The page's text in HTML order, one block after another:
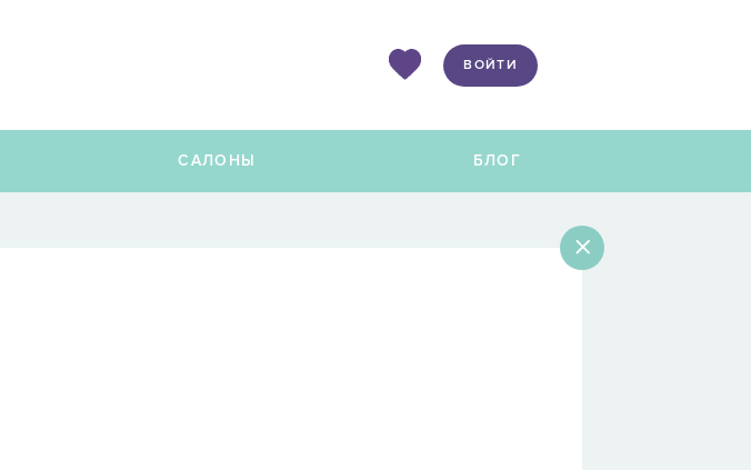
ВОЙТИ
САЛОНЫ БЛОГ
×